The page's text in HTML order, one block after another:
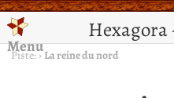
Menu
Piste:›La reine du nord